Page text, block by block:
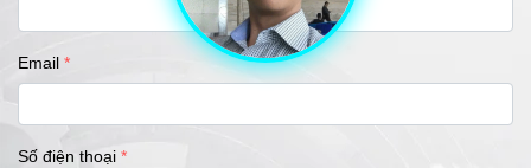
Email
Số điện thoại